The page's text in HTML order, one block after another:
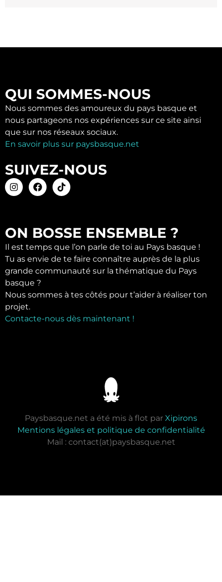
QUI SOMMES-NOUS
Nous sommes des amoureux du pays basque et
nous partageons nos expériences sur ce site ainsi
que sur nos réseaux sociaux.
En savoir plus sur paysbasque.net
SUIVEZ-NOUS
ON BOSSE ENSEMBLE ?
Il est temps que l’on parle de toi au Pays basque !
Tu as envie de te faire connaître auprès de la plus
grande communauté sur la thématique du Pays
basque ?
Nous sommes à tes côtés pour t’aider à réaliser ton
projet.
Contacte-nous dès maintenant !
Paysbasque.net a été mis à flot par Xipirons
Mentions légales et politique de confidentialité
Mail : contact(at)paysbasque.net